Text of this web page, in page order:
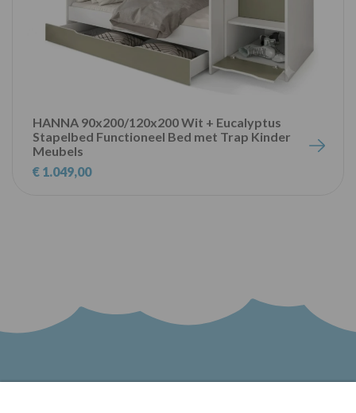
HANNA 90x200/120x200 Wit + Eucalyptus
Stapelbed Functioneel Bed met Trap Kinder
Meubels
€ 1.049,00